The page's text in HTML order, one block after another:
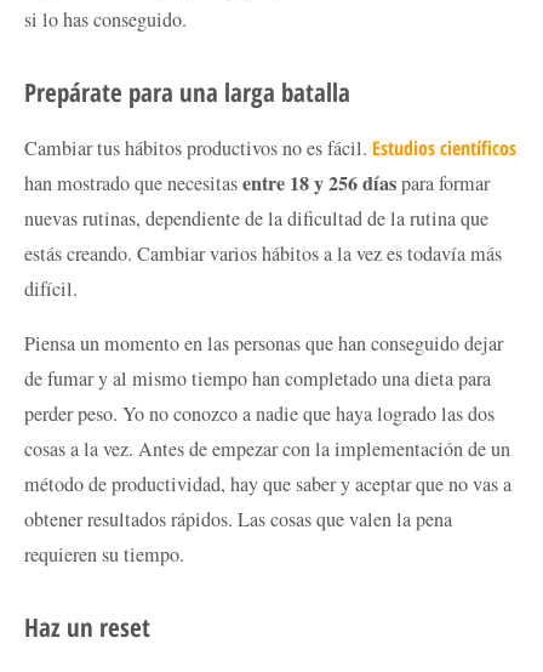
si lo has conseguido.
Prepárate para una larga batalla
Cambiar tus hábitos productivos no es fácil. Estudios científicos
han mostrado que necesitasentre 18 y 256 díaspara formar
nuevas rutinas, dependiente de la dificultad de la rutina que
estás creando. Cambiar varios hábitos a la vez es todavía más
difícil.
Piensa un momento en las personas que han conseguido dejar
de fumar y al mismo tiempo han completado una dieta para
perder peso. Yo no conozco a nadie que haya logrado las dos
cosas a la vez. Antes de empezar con la implementación de un
método de productividad, hay que saber y aceptar que no vas a
obtener resultados rápidos. Las cosas que valen la pena
requieren su tiempo.
Haz un reset